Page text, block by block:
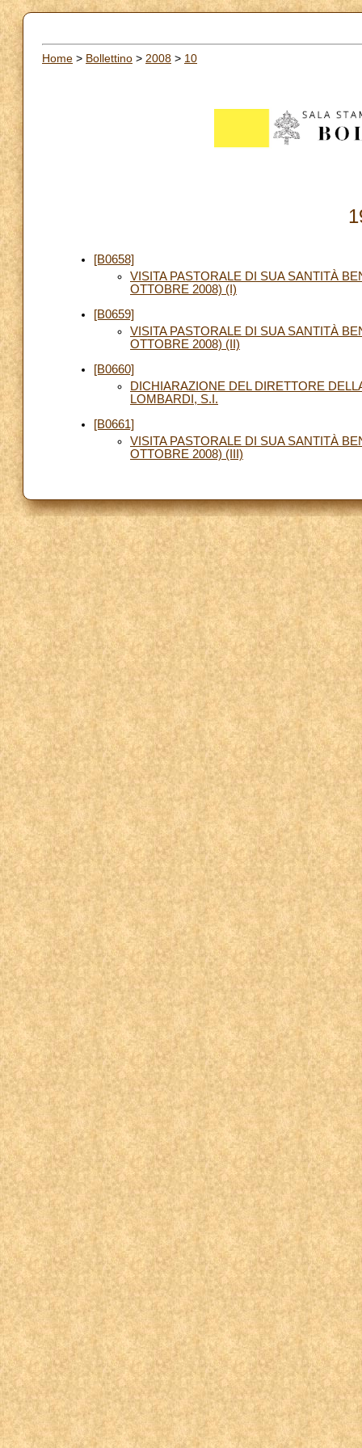
Home > Bollettino > 2008 > 10
[B0658]
VISITA PASTORALE DI SUA SANTITÀ
OTTOBRE 2008) (I)
[B0659]
VISITA PASTORALE DI SUA SANTITÀ
OTTOBRE 2008) (II)
[B0660]
DICHIARAZIONE DEL DIRETTORE
LOMBARDI, S.I.
[B0661]
VISITA PASTORALE DI SUA SANTITÀ
OTTOBRE 2008) (III)